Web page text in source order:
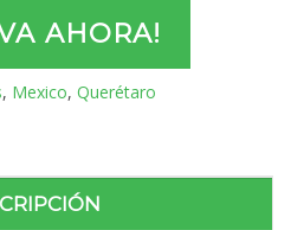
AHORA!
, Mexico, Querétaro